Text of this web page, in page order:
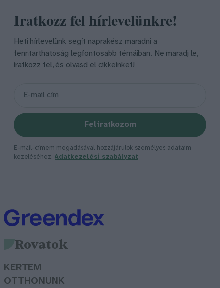
Iratkozz fel hírlevelünkre!
Heti hírlevelünk segít naprakész maradni a
fenntarthatóság legfontosabb témáiban. Ne maradj le,
iratkozz fel, és olvasd el cikkeinket!
Feliratkozom
E-mail-címem megadásával hozzájárulok személyes adataim
kezeléséhez. Adatkezelési szabályzat
Rovatok
KERTEM
OTTHONUNK